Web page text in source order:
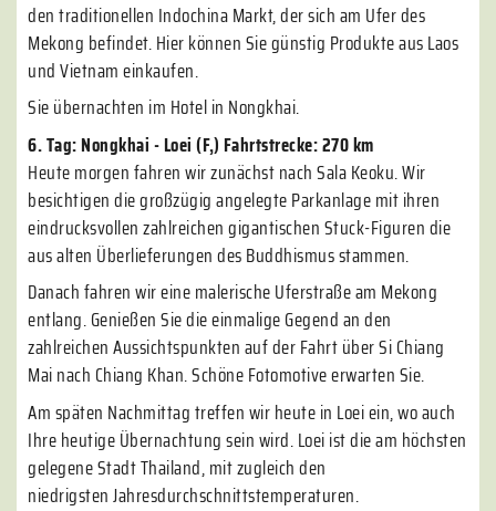
den traditionellen Indochina Markt, der sich am Ufer des
Mekong befindet. Hier können Sie günstig Produkte aus Laos
und Vietnam einkaufen.
Sie übernachten im Hotel in Nongkhai.
6. Tag: Nongkhai - Loei (F,) Fahrtstrecke: 270 km
Heute morgen fahren wir zunächst nach Sala Keoku. Wir
besichtigen die großzügig angelegte Parkanlage mit ihren
eindrucksvollen zahlreichen gigantischen Stuck-Figuren die
aus alten Überlieferungen des Buddhismus stammen.
Danach fahren wir eine malerische Uferstraße am Mekong
entlang. Genießen Sie die einmalige Gegend an den
zahlreichen Aussichtspunkten auf der Fahrt über Si Chiang
Mai nach Chiang Khan. Schöne Fotomotive erwarten Sie.
Am späten Nachmittag treffen wir heute in Loei ein, wo auch
Ihre heutige Übernachtung sein wird. Loei ist die am höchsten
gelegene Stadt Thailand, mit zugleich den
niedrigsten Jahresdurchschnittstemperaturen.